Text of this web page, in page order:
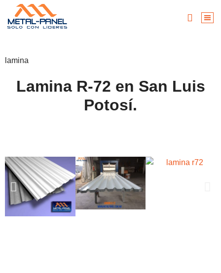
lamina
Lamina R-72 en San Luis
Potosí.